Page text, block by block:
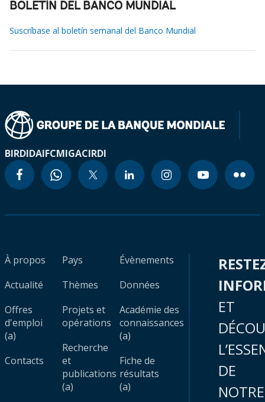
BOLETÍN DEL BANCO MUNDIAL
Suscríbase al boletín semanal del Banco Mundial
BIRDIDAIFCMIGACIRDI
À propos
Actualité
Offres
d'emploi
(a)
Contacts
Pays
Thèmes
Projets et
opérations
Recherche
et
publications
(a)
Évènements
Données
Académie des
connaissances
(a)
Fiche de
résultats
(a)
ET
DE
NOTRE